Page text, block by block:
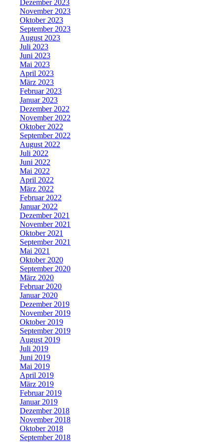
Dezember 2023
November 2023
Oktober 2023
September 2023
August 2023
Juli 2023
Juni 2023
Mai 2023
April 2023
März 2023
Februar 2023
Januar 2023
Dezember 2022
November 2022
Oktober 2022
September 2022
August 2022
Juli 2022
Juni 2022
Mai 2022
April 2022
März 2022
Februar 2022
Januar 2022
Dezember 2021
November 2021
Oktober 2021
September 2021
Mai 2021
Oktober 2020
September 2020
März 2020
Februar 2020
Januar 2020
Dezember 2019
November 2019
Oktober 2019
September 2019
August 2019
Juli 2019
Juni 2019
Mai 2019
April 2019
März 2019
Februar 2019
Januar 2019
Dezember 2018
November 2018
Oktober 2018
September 2018